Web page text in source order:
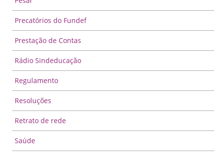
Precatórios do Fundef
Prestação de Contas
Rádio Sindeducação
Regulamento
Resoluções
Retrato de rede
Saúde